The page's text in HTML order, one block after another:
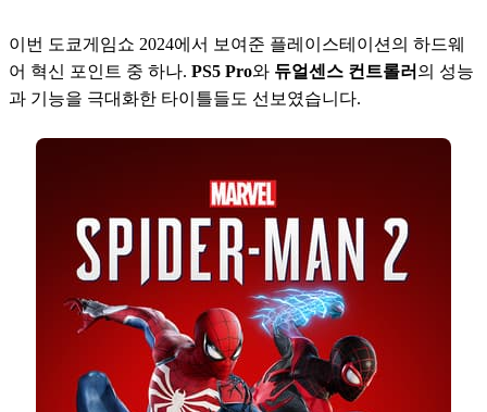
이번 도쿄게임쇼 2024에서 보여준 플레이스테이션의 하드웨
어 혁신 포인트 중 하나. PS5 Pro와 듀얼센스 컨트롤러 의 성능
과 기능을 극대화한 타이틀들도 선보였습니다.